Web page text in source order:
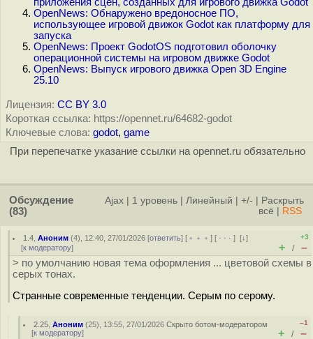
OpenNews: Обнаружено вредоносное ПО,
использующее игровой движок Godot как платформу для
запуска
OpenNews: Проект GodotOS подготовил оболочку
операционной системы на игровом движке Godot
OpenNews: Выпуск игрового движка Open 3D Engine
25.10
Лицензия: CC BY 3.0
Короткая ссылка: https://opennet.ru/64682-godot
Ключевые слова: godot, game
При перепечатке указание ссылки на opennet.ru обязательно
Обсуждение
(83)
Ajax 1 уровень Линейный +/-
Раскрыть
всё
RSS
1.4 ,Аноним (4), 12:40, 27/01/2026 [ответить] [ ﹢﹢﹢] [ · · ·][↓]
[к модератору]
+3
+ / –
> по умолчанию новая тема оформления ... цветовой схемы в
серых тонах.
Странные современные тенденции. Серым по серому.
2.25 ,Аноним (25), 13:55, 27/01/2026Скрыто ботом-модератором
[к модератору]
–1
+ / –